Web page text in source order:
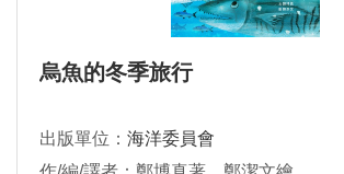
烏魚的冬季旅行
出版單位： 海洋委員會